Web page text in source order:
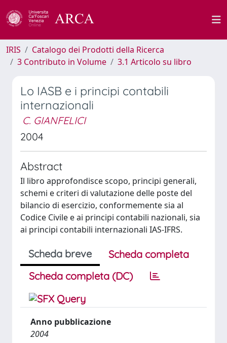
IRIS
Catalogo dei Prodotti della Ricerca
3 Contributo in Volume
3.1 Articolo su libro
Lo IASB e i principi contabili
internazionali
C. GIANFELICI
2004
Abstract
Il libro approfondisce scopo, principi generali,
schemi e criteri di valutazione delle poste del
bilancio di esercizio, conformemente sia al
Codice Civile e ai principi contabili nazionali, sia
ai principi contabili internazionali IAS-IFRS.
Scheda breve
Scheda completa
Scheda completa (DC)
Anno pubblicazione
2004